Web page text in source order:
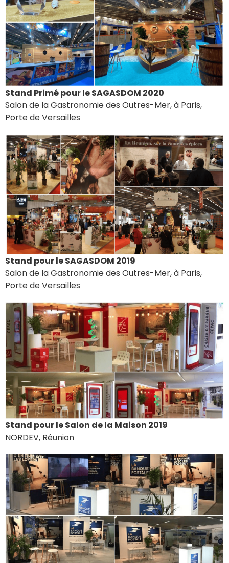
Stand Primé pour le SAGASDOM 2020
Salon de la Gastronomie des Outres-Mer, à Paris,
Porte de Versailles
Stand pour le SAGASDOM 2019
Salon de la Gastronomie des Outres-Mer, à Paris,
Porte de Versailles
Stand pour le Salon de la Maison 2019
NORDEV, Réunion